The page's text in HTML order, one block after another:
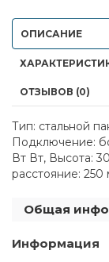
ОПИСАНИЕ
ОТЗЫВОВ (0)
Тип: стальной
Подключение:
Вт Вт, Высота:
расстояние:
Общая
Информация